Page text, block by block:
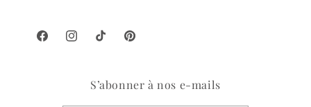
FacebookInstagramTikTok Pinterest
S’abonner à nos e-mails